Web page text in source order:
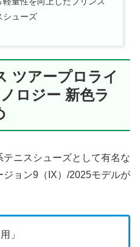
シューズ
ツアープロライ
ロジー 新色ラ
ニスシューズとして有名な
ジョン9（IX）/2025モデルが
」